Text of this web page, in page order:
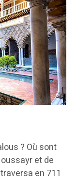
? Où sont
et de
en 711